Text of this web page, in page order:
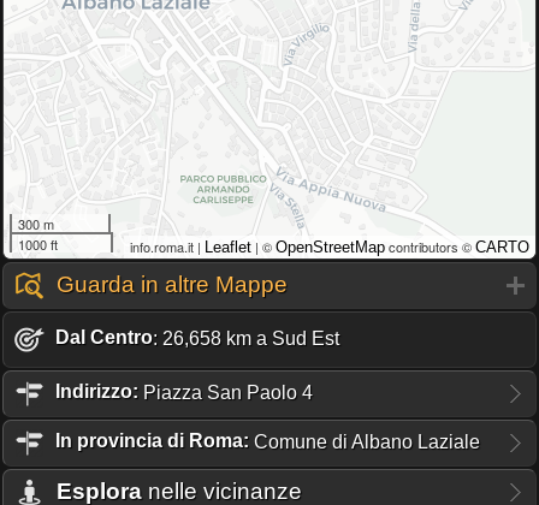
300 m
1000 ft
info.roma.it | Leaflet | © OpenStreetMap contributors © CARTO
Guarda in altre Mappe
Dal Centro: 26,658 km a Sud Est
Indirizzo: Piazza San Paolo 4
In provincia di Roma: Comune di Albano Laziale
Esplora nelle vicinanze